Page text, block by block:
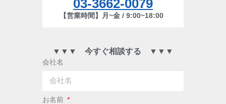
03-3662-0079
【営業時間】月~金 / 9:00~18:00
▼▼▼ 今すぐ相談する ▼▼▼
会社名
お名前